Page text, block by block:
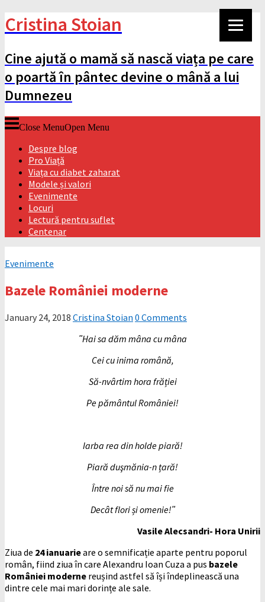
Cristina Stoian
Cine ajută o mamă să nască viața pe care
o poartă în pântec devine o mână a lui
Dumnezeu
Close MenuOpen Menu
Despre blog
Pro Viață
Viața cu diabet zaharat
Modele și valori
Evenimente
Locuri
Lectură pentru suflet
Centenar
Evenimente
Bazele României moderne
January 24, 2018 Cristina Stoian 0 Comments
ʺHai sa dăm mâna cu mâna
Cei cu inima română,
Să-nvârtim hora frăției
Pe pământul României!
Iarba rea din holde piară!
Piară duşmănia-n țară!
Între noi să nu mai fie
Decât flori și omenie!ʺ
Vasile Alecsandri- Hora Unirii
Ziua de 24 ianuarieare o semnificație aparte pentru poporul
român, fiind ziua în care Alexandru Ioan Cuza a pus bazele
României moderne reușind astfel să își îndeplinească una
dintre cele mai mari dorințe ale sale.